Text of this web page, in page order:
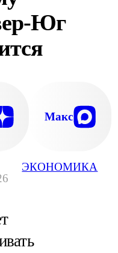
ЭКОНОМИКА
Юг
Макс